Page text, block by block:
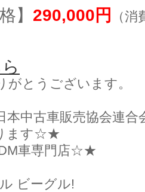
】 290,000円 （
がとうございます。
中古車販売協会連合
ます☆★
車専門店☆★
ビーグル!